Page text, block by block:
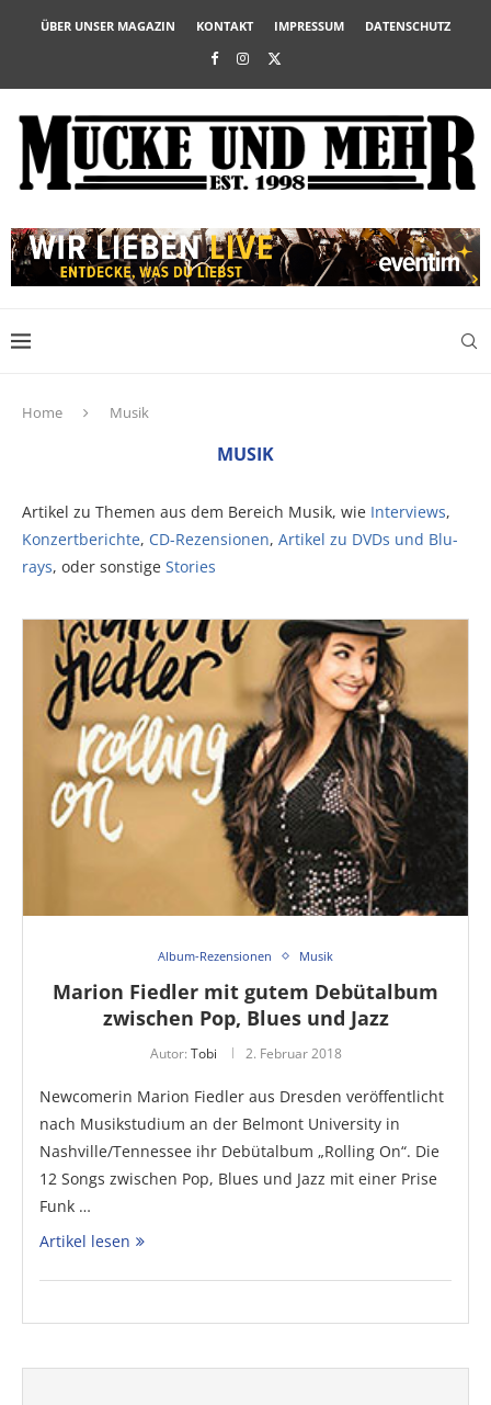
ÜBER UNSER MAGAZIN KONTAKT IMPRESSUM DATENSCHUTZ
Home Musik
MUSIK
Artikel zu Themen aus dem Bereich Musik, wie Interviews,
Konzertberichte, CD-Rezensionen, Artikel zu DVDs und Blu-
rays, oder sonstige Stories
Album-Rezensionen Musik
Marion Fiedler mit gutem Debütalbum
zwischen Pop, Blues und Jazz
Autor: Tobi 2. Februar 2018
Newcomerin Marion Fiedler aus Dresden veröffentlicht
nach Musikstudium an der Belmont University in
Nashville/Tennessee ihr Debütalbum „Rolling On“. Die
12 Songs zwischen Pop, Blues und Jazz mit einer Prise
Funk …
Artikel lesen